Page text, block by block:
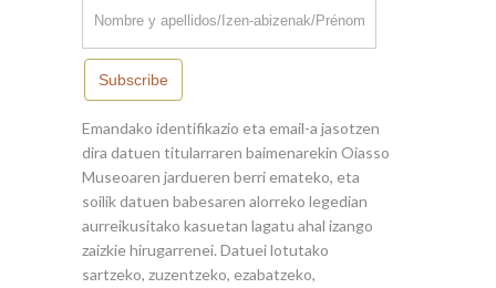
Subscribe
Emandako identifikazio eta email-a jasotzen
dira datuen titularraren baimenarekin Oiasso
Museoaren jardueren berri emateko, eta
soilik datuen babesaren alorreko legedian
aurreikusitako kasuetan lagatu ahal izango
zaizkie hirugarrenei. Datuei lotutako
sartzeko, zuzentzeko, ezabatzeko,